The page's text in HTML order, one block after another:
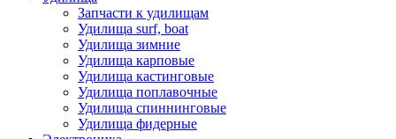
Запчасти к удилищам
Удилища surf, boat
Удилища зимние
Удилища карповые
Удилища кастинговые
Удилища поплавочные
Удилища спиннинговые
Удилища фидерные